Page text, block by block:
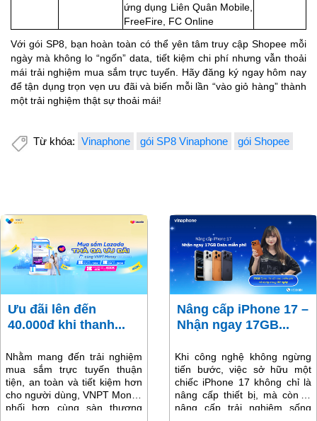
ứng dụng Liên Quân Mobile,
FreeFire, FC Online
Với gói SP8, bạn hoàn toàn có thể yên tâm truy cập Shopee mỗi
ngày mà không lo “ngốn” data, tiết kiệm chi phí nhưng vẫn thoải
mái trải nghiệm mua sắm trực tuyến. Hãy đăng ký ngay hôm nay
để tận dụng trọn vẹn ưu đãi và biến mỗi lần “vào giỏ hàng” thành
một trải nghiệm thật sự thoải mái!
Từ khóa: Vinaphone gói SP8 Vinaphone gói Shopee
Ưu đãi lên đến
40.000đ khi thanh...
Nhằm mang đến trải nghiệm
mua sắm trực tuyến thuận
tiện, an toàn và tiết kiệm hơn
cho người dùng, VNPT Money
phối hợp cùng sàn thương
Nâng cấp iPhone 17 –
Nhận ngay 17GB...
Khi công nghệ không ngừng
tiến bước, việc sở hữu một
chiếc iPhone 17 không chỉ là
nâng cấp thiết bị, mà còn là
nâng cấp trải nghiệm sống